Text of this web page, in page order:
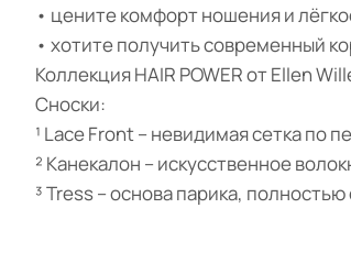
• цените комфорт ношения и
• хотите получить современный
Коллекция HAIR POWER от Ellen
Сноски:
¹ Lace Front – невидимая сетка по
² Канекалон – искусственное
³ Tress – основа парика,